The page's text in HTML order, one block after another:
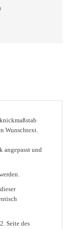
Wunschtext.
angepasst und
Seite des